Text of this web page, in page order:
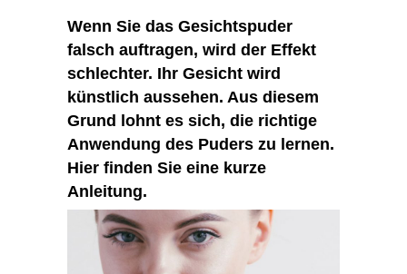
Wenn Sie das Gesichtspuder
falsch auftragen, wird der Effekt
schlechter. Ihr Gesicht wird
künstlich aussehen. Aus diesem
Grund lohnt es sich, die richtige
Anwendung des Puders zu lernen.
Hier finden Sie eine kurze
Anleitung.